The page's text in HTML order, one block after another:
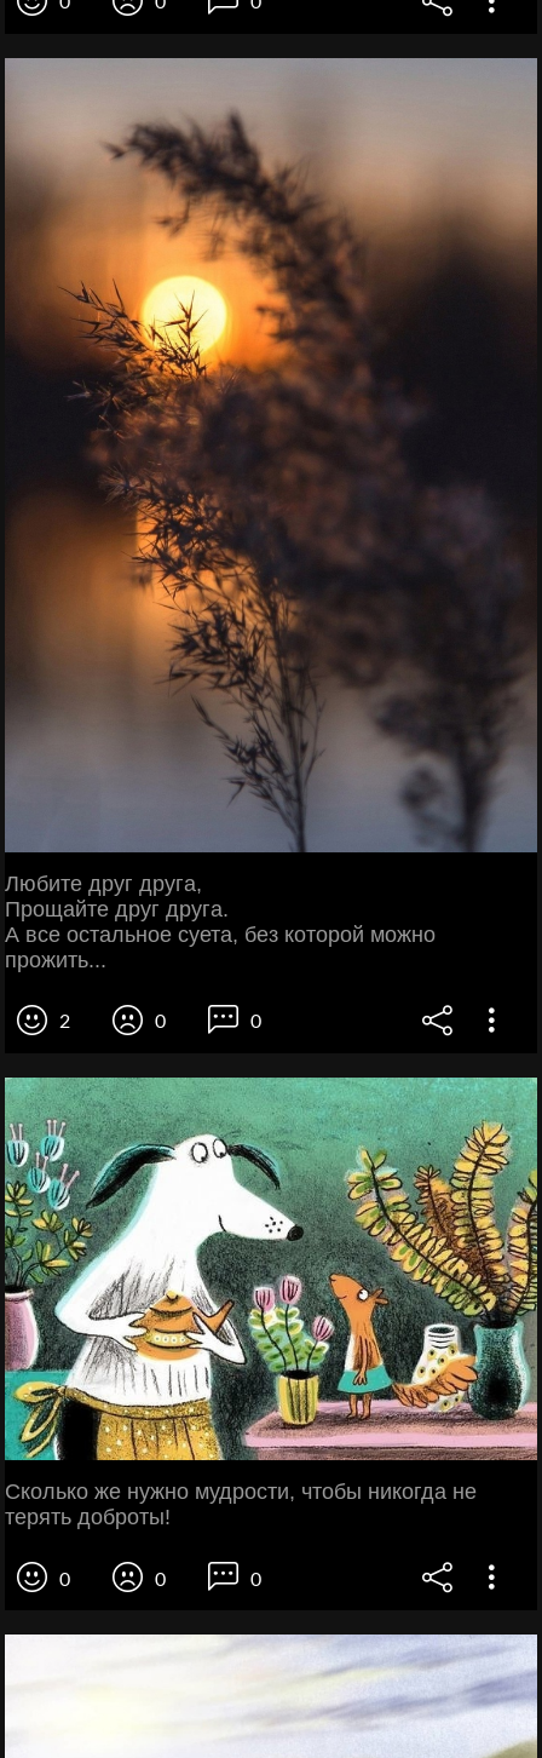
Любите друг друга,
Прощайте друг друга.
А все остальное суета, без которой можно
прожить...
2 0 0
Сколько же нужно мудрости, чтобы никогда не
терять доброты!
0 0 0